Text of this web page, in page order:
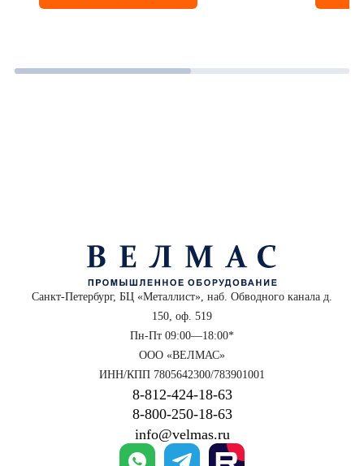
Санкт-Петербург, БЦ «Металлист», наб. Обводного канала д.
150, оф. 519
Пн-Пт 09:00—18:00*
ООО «ВЕЛМАС»
ИНН/КПП 7805642300/783901001
8‑812‑424‑18‑63
8‑800‑250‑18‑63
info@velmas.ru